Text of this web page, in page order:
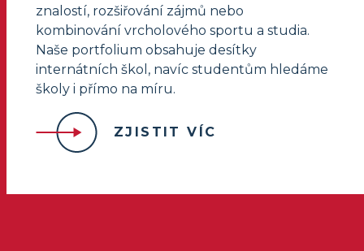
znalostí, rozšiřování zájmů nebo
kombinování vrcholového sportu a studia.
Naše portfolium obsahuje desítky
internátních škol, navíc studentům hledáme
školy i přímo na míru.
ZJISTIT VÍC